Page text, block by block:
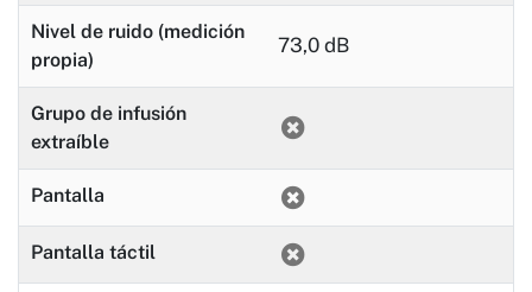
Nivel de ruido (medición
propia)
73,0 dB
Grupo de infusión
extraíble
Pantalla
Pantalla táctil